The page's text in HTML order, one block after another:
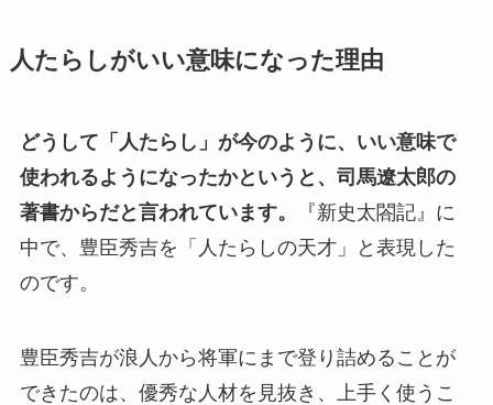
人たらしがいい意味になった理由
どうして「人たらし」が今のように、いい意味で
使われるようになったかというと、司馬遼太郎の
著書からだと言われています。
『新史太閤記』に
中で、豊臣秀吉を「人たらしの天才」と表現した
のです。
豊臣秀吉が浪人から将軍にまで登り詰めることが
できたのは、優秀な人材を見抜き、上手く使うこ